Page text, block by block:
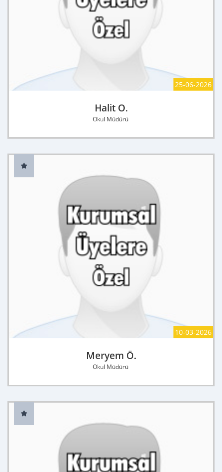
25-06-2026
Halit O.
Okul Müdürü
10-03-2026
Meryem Ö.
Okul Müdürü